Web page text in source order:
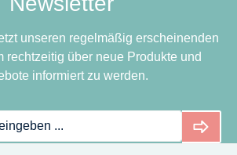
unseren regelmäßig erscheinenden
rechtzeitig über neue Produkte und
informiert zu werden.